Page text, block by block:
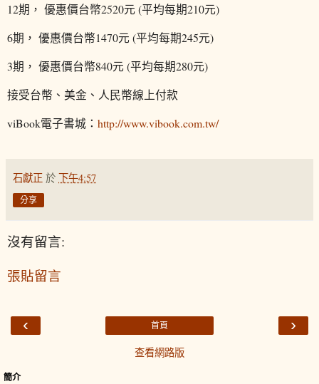
12期， 優惠價台幣2520元 (平均每期210元)
6期， 優惠價台幣1470元 (平均每期245元)
3期， 優惠價台幣840元 (平均每期280元)
接受台幣、美金、人民幣線上付款
viBook電子書城： http://www.vibook.com.tw/
石獻正 於 下午4:57
分享
沒有留言:
張貼留言
‹ ›
首頁
查看網路版
簡介